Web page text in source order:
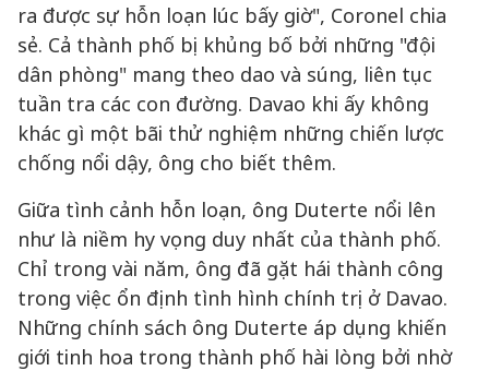
ra được sự hỗn loạn lúc bấy giờ", Coronel chia
sẻ. Cả thành phố bị khủng bố bởi những "đội
dân phòng" mang theo dao và súng, liên tục
tuần tra các con đường. Davao khi ấy không
khác gì một bãi thử nghiệm những chiến lược
chống nổi dậy, ông cho biết thêm.
Giữa tình cảnh hỗn loạn, ông Duterte nổi lên
như là niềm hy vọng duy nhất của thành phố.
Chỉ trong vài năm, ông đã gặt hái thành công
trong việc ổn định tình hình chính trị ở Davao.
Những chính sách ông Duterte áp dụng khiến
giới tinh hoa trong thành phố hài lòng bởi nhờ